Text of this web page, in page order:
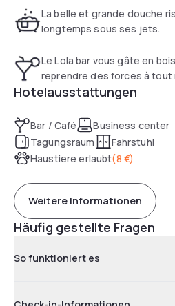
La belle et grande douche
longtemps sous ses jets.
Le Lola bar vous gâte en
reprendre des forces à tout
Hotelausstattungen
Bar / Café
Business center
Tagungsraum
Fahrstuhl
Haustiere erlaubt(8 €)
Weitere Informationen
Häufig gestellte Fragen
So funktioniert es